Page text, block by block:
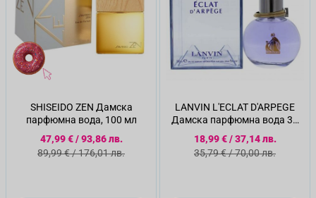
SHISEIDO ZEN Дамска
парфюмна вода, 100 мл
Специална цена
47,99 €/93,86 лв.
Стандартна цена
89,99 €/176,01 лв.
LANVIN L'ECLAT D'ARPEGE
Дамска парфюмна вода 30
Специална цена
18,99 €/37,14 лв.
Стандартна цена
35,79 €/70,00 лв.